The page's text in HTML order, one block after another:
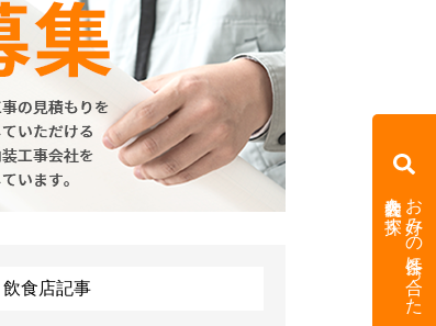
飲食店記事 お好みの条件に合った
内装会社を探す